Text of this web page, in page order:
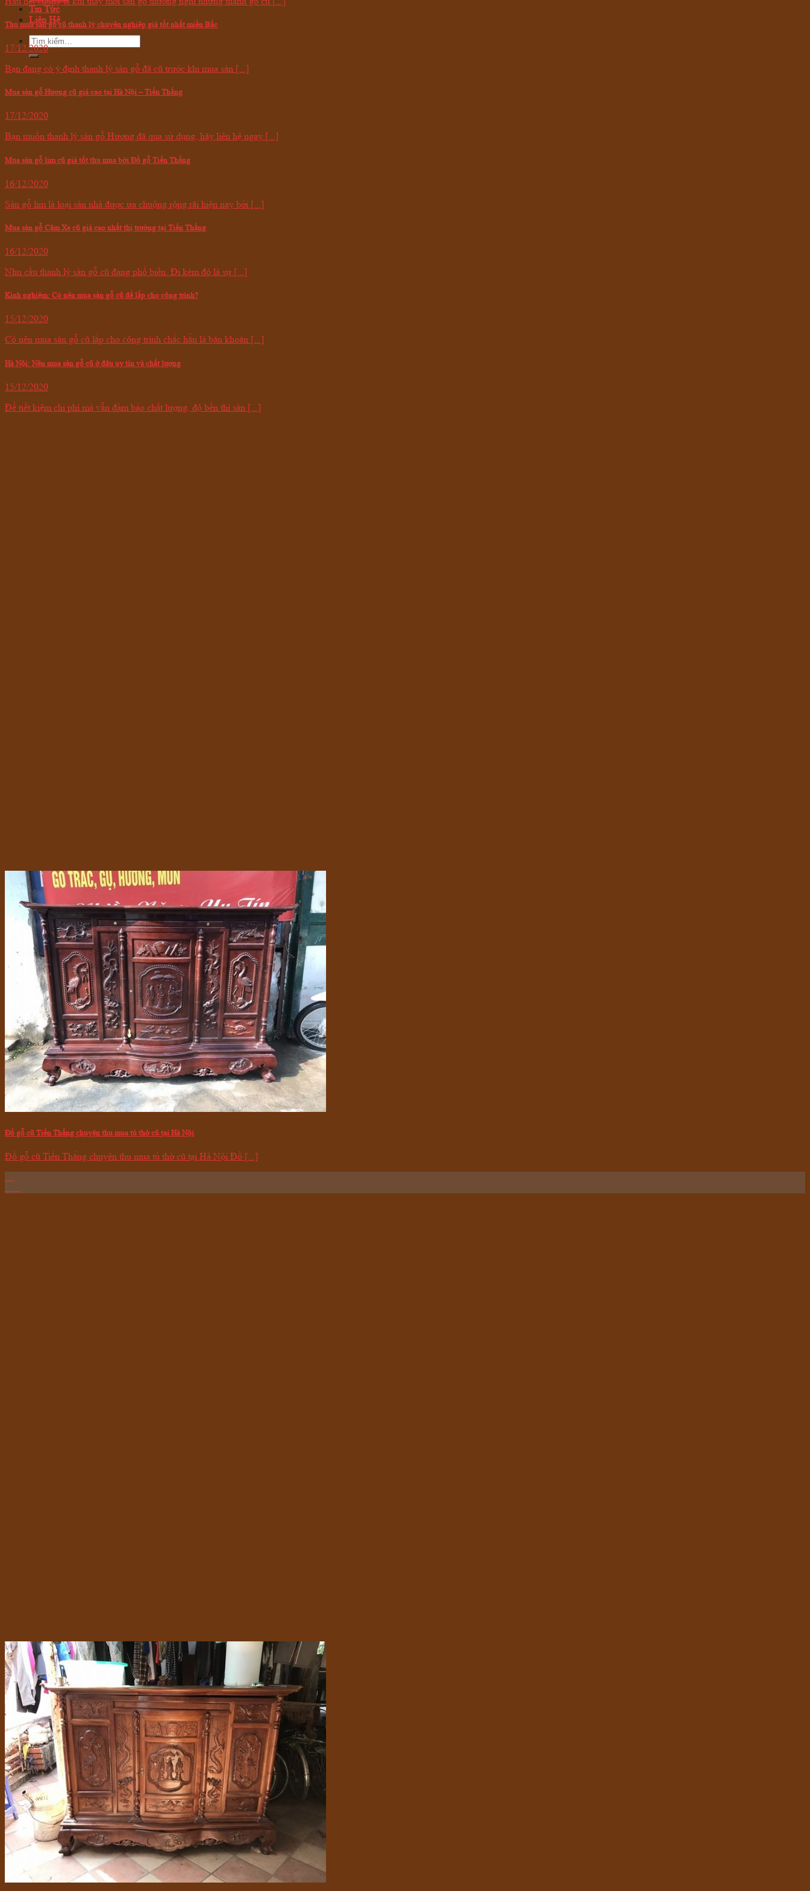
Tin Tức
Liên Hệ
Thu mua sàn gỗ cũ thanh lý chuyên nghiệp giá tốt nhất miền Bắc
17/12/2020
Bạn đang có ý định thanh lý sàn gỗ đã cũ trước khi mua sàn [...]
Mua sàn gỗ Hương cũ giá cao tại Hà Nội – Tiến Thắng
17/12/2020
Bạn muốn thanh lý sàn gỗ Hương đã qua sử dụng, hãy liên hệ ngay [...]
Mua sàn gỗ lim cũ giá tốt thu mua bởi Đồ gỗ Tiến Thắng
16/12/2020
Sàn gỗ lim là loại sàn nhà được ưa chuộng rộng rãi hiện nay bởi [...]
Mua sàn gỗ Căm Xe cũ giá cao nhất thị trường tại Tiến Thắng
16/12/2020
Nhu cầu thanh lý sàn gỗ cũ đang phổ biến. Đi kèm đó là sự [...]
Kinh nghiệm: Có nên mua sàn gỗ cũ để lắp cho công trình?
15/12/2020
Có nên mua sàn gỗ cũ lắp cho công trình chắc hẳn là băn khoăn [...]
Hà Nội: Nên mua sàn gỗ cũ ở đâu uy tín và chất lượng
15/12/2020
Để tiết kiệm chi phí mà vẫn đảm bảo chất lượng, độ bền thì sàn [...]
Đồ gỗ cũ Tiến Thắng chuyên thu mua tủ thờ cũ tại Hà Nội
Đồ gỗ cũ Tiến Thắng chuyên thu mua tủ thờ cũ tại Hà Nội Đồ [...]